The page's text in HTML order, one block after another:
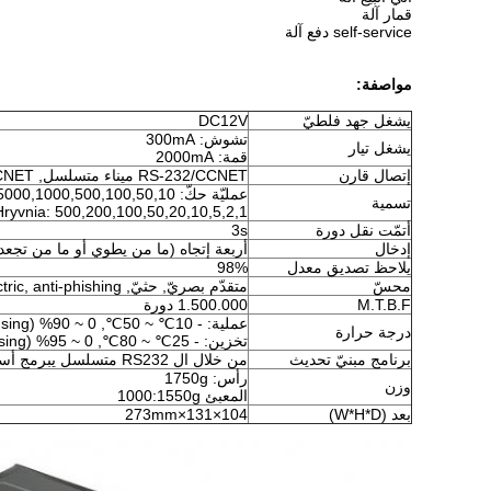
قمار آلة
self-service دفع آلة
مواصفة:
يشغل جهد فلطيّ
DC12V
يشغل تيار
تشوش: 300mA
قمة: 2000mA
إتصال قارن
RS-232/CCNET ميناء متسلسل, CCNET بروتوكول
تسمية
عمليّة حكّ: 5000,1000,500,100,50,10
500,200,100,50,20,10,5,2,1
أتمّت نقل دورة
3s
إدخال
أربعة إتجاه (ما من يطوي أو ما من
يلاحظ تصديق معدل
98%
محسّ
متقدّم بصريّ, حثيّ, dielectric, anti-phishing محسّ
M.T.B.F
1.500.000 دورة
درجة حرارة
عملية: - 10℃ ~ 50℃, 0 ~ 90% rh (non condensing)
تخزين: - 25℃ ~ 80℃, 0 ~ 95% rh (non condensing)
برنامج مبنيّ تحديث
من خلال ال RS232 متسلسل يبرمج أسلوب pc RS232
وزن
رأس: 1750g
المعبئ 1000:1550g
بعد (W*H*D)
104×131×273mm